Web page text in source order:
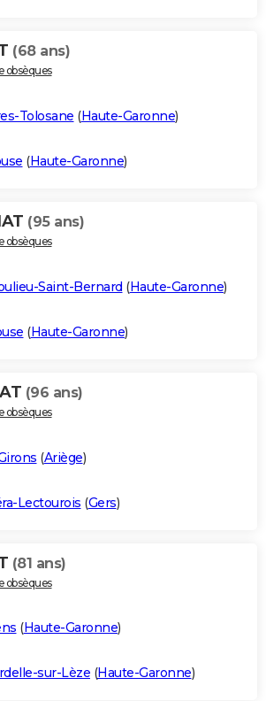
(68 ans)
obsèques
Tolosane (Haute-Garonne)
(Haute-Garonne)
(95 ans)
obsèques
Saint-Bernard (Haute-Garonne)
(Haute-Garonne)
(96 ans)
obsèques
(Ariège)
Lectourois (Gers)
(81 ans)
obsèques
(Haute-Garonne)
sur-Lèze (Haute-Garonne)